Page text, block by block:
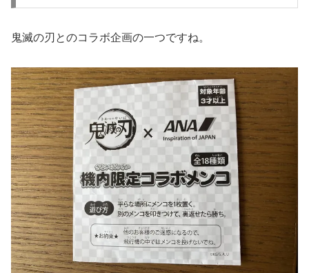
鬼滅の刃とのコラボ企画の一つですね。